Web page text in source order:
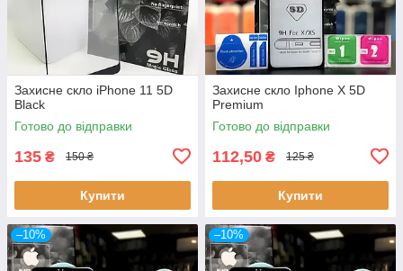
Захисне скло iPhone 11 5D
Black
Готово до відправки
135 ₴ 150 ₴
Купити
Захисне скло Iphone X 5D
Premium
Готово до відправки
112,50 ₴ 125 ₴
Купити
–10% –10%